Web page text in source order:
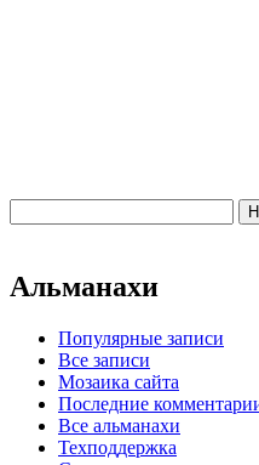
Альманахи
Популярные записи
Все записи
Мозаика сайта
Последние
Все альманахи
Техподдержка